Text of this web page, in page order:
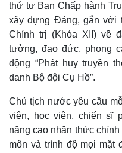
thứ tư Ban Chấp hành
xây dựng Đảng, gắn với
Chính trị (Khóa XII) về
tưởng, đạo đức, phong
động “Phát huy truyền
danh Bộ đội Cụ Hồ”.
Chủ tịch nước yêu cầu
viên, học viên, chiến sĩ
nâng cao nhận thức
môn và trình độ mọi mặt